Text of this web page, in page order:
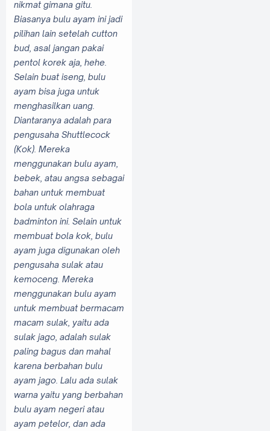
nikmat gimana gitu.
Biasanya bulu ayam ini jadi
pilihan lain setelah cutton
bud, asal jangan pakai
pentol korek aja, hehe.
Selain buat iseng, bulu
ayam bisa juga untuk
menghasilkan uang.
Diantaranya adalah para
pengusaha Shuttlecock
(Kok). Mereka
menggunakan bulu ayam,
bebek, atau angsa sebagai
bahan untuk membuat
bola untuk olahraga
badminton ini. Selain untuk
membuat bola kok, bulu
ayam juga digunakan oleh
pengusaha sulak atau
kemoceng. Mereka
menggunakan bulu ayam
untuk membuat bermacam
macam sulak, yaitu ada
sulak jago, adalah sulak
paling bagus dan mahal
karena berbahan bulu
ayam jago. Lalu ada sulak
warna yaitu yang berbahan
bulu ayam negeri atau
ayam petelor, dan ada